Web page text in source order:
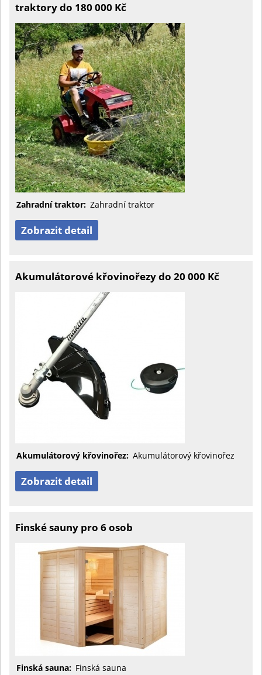
traktory do 180 000 Kč
Zahradní traktor: Zahradní traktor
Zobrazit detail
Akumulátorové křovinořezy do 20 000 Kč
Akumulátorový křovinořez: Akumulátorový křovinořez
Zobrazit detail
Finské sauny pro 6 osob
Finská sauna: Finská sauna